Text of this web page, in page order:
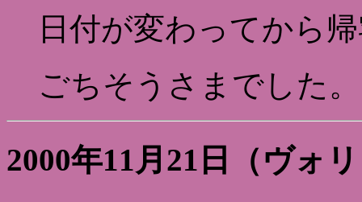
日付が変わってから
ごちそうさまでした。
2000年11月21日（ヴォ